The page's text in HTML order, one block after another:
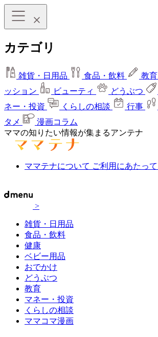
カテゴリ
雑貨・日用品 食品・飲料 教育
ッション
ビューティ どうぶつ
ネー・投資
くらしの相談 行事
タメ
漫画コラム
ママの知りたい情報が集まるアンテナ
ママテナについて ご利用にあたって
>
雑貨・日用品
食品・飲料
健康
ベビー用品
おでかけ
どうぶつ
教育
マネー・投資
くらしの相談
ママコマ漫画